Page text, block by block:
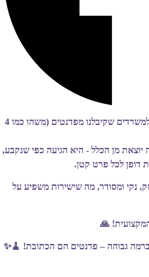
ממליצה בחום על שירותי הניקיון למשרדים שקיבלנו מפדנטים (משהו כמו 4
מן הכלל - היא הגיעה כפי שנקבע,
דופן לכל פרט קטן.
נקי ומסודר, מה שישירות משפיע על
🙏
גבוהה – פדנטים הם הכתובת! 🧹✨